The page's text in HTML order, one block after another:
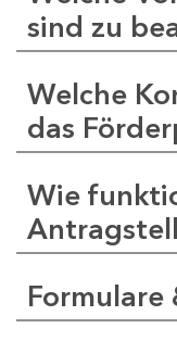
sind zu
Welche
das
Wie
Formulare